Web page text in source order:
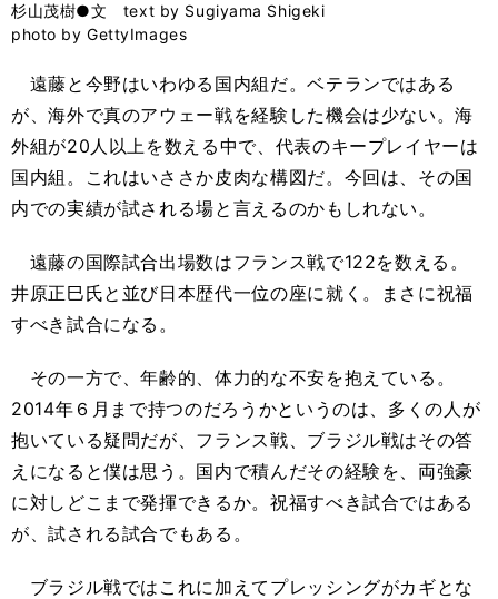
バ
杉山茂樹●文 text by Sugiyama Shigeki
photo by GettyImages
遠藤と今野はいわゆる国内組だ。ベテランではある
が、海外で真のアウェー戦を経験した機会は少ない。海
外組が20人以上を数える中で、代表のキープレイヤーは
国内組。これはいささか皮肉な構図だ。今回は、その国
内での実績が試される場と言えるのかもしれない。
遠藤の国際試合出場数はフランス戦で122を数える。
井原正巳氏と並び日本歴代一位の座に就く。まさに祝福
すべき試合になる。
その一方で、年齢的、体力的な不安を抱えている。
2014年６月まで持つのだろうかというのは、多くの人が
抱いている疑問だが、フランス戦、ブラジル戦はその答
えになると僕は思う。国内で積んだその経験を、両強豪
に対しどこまで発揮できるか。祝福すべき試合ではある
が、試される試合でもある。
ブラジル戦ではこれに加えてプレッシングがカギとな